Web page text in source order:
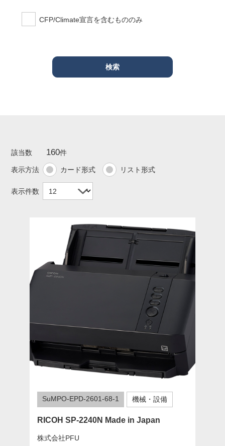
CFP/Climate宣言を含むもののみ
該当数 160件
表示方法 カード形式 リスト形式
表示件数
SuMPO-EPD-2601-68-1 機械・設備
RICOH SP-2240N Made in Japan
株式会社PFU